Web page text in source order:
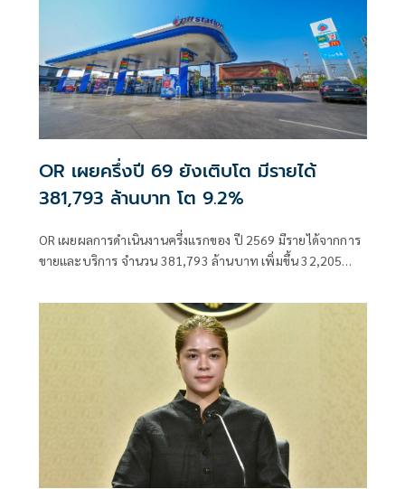
OR เผยครึ่งปี 69 ยังเติบโต มีรายได้
381,793 ล้านบาท โต 9.2%
OR เผยผลการดำเนินงานครึ่งแรกของ ปี 2569 มีรายได้จากการ
ขายและบริการ จำนวน 381,793 ล้านบาท เพิ่มขึ้น 32,205
หน้า ย้ำเติบโตในทุกกลุ่มธุรกิจ และยังคงเดินหน้าขยายธุรกิจ EV
และธุรกิจ Lifestyle ท่ามกลางความผันผวน